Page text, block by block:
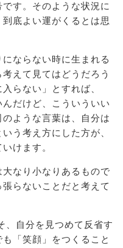
す。そのような状況に
底よい運がくるとは思
ならない時に生まれる
えて見てはどうだろう
らない」とすれば、
んだけど、こういういい
ような言葉は、自分は
う考え方にした方が、
けます。
なり小なりあるもので
らないことだと考えて
自分を見つめて反省す
「笑顔」をつくること